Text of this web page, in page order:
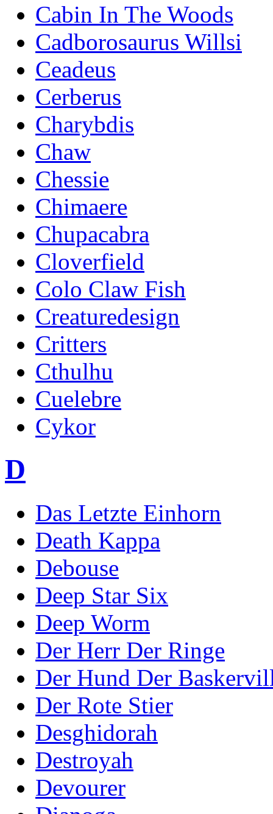
Cabin In The Woods
Cadborosaurus Willsi
Ceadeus
Cerberus
Charybdis
Chaw
Chessie
Chimaere
Chupacabra
Cloverfield
Colo Claw Fish
Creaturedesign
Critters
Cthulhu
Cuelebre
Cykor
D
Das Letzte Einhorn
Death Kappa
Debouse
Deep Star Six
Deep Worm
Der Herr Der Ringe
Der Hund Der
Der Rote Stier
Desghidorah
Destroyah
Devourer